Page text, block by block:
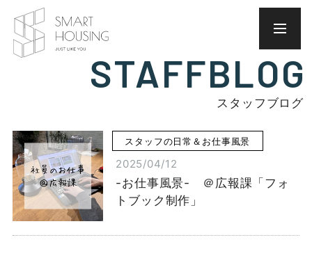
STAFFBLOG
スタッフブログ
スタッフの日常＆お仕事風景
2025/04/12
-お仕事風景- ＠広報課「フォ
トブック制作」